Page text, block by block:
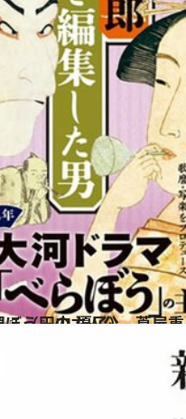
重三郎 江戸を編集した男』（田中 優子）